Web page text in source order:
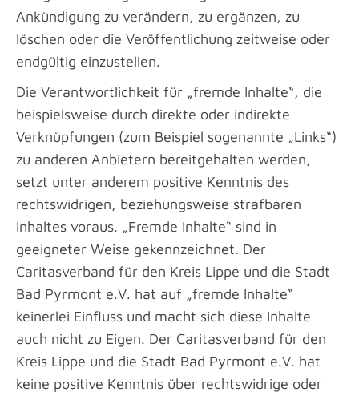
Ankündigung zu verändern, zu ergänzen, zu
löschen oder die Veröffentlichung zeitweise oder
endgültig einzustellen.
Die Verantwortlichkeit für „fremde Inhalte“, die
beispielsweise durch direkte oder indirekte
Verknüpfungen (zum Beispiel sogenannte „Links“)
zu anderen Anbietern bereitgehalten werden,
setzt unter anderem positive Kenntnis des
rechtswidrigen, beziehungsweise strafbaren
Inhaltes voraus. „Fremde Inhalte“ sind in
geeigneter Weise gekennzeichnet. Der
Caritasverband für den Kreis Lippe und die Stadt
Bad Pyrmont e.V. hat auf „fremde Inhalte“
keinerlei Einfluss und macht sich diese Inhalte
auch nicht zu Eigen. Der Caritasverband für den
Kreis Lippe und die Stadt Bad Pyrmont e.V. hat
keine positive Kenntnis über rechtswidrige oder